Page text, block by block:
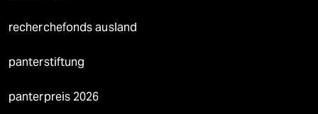
recherchefonds ausland
panterstiftung
panterpreis 2026